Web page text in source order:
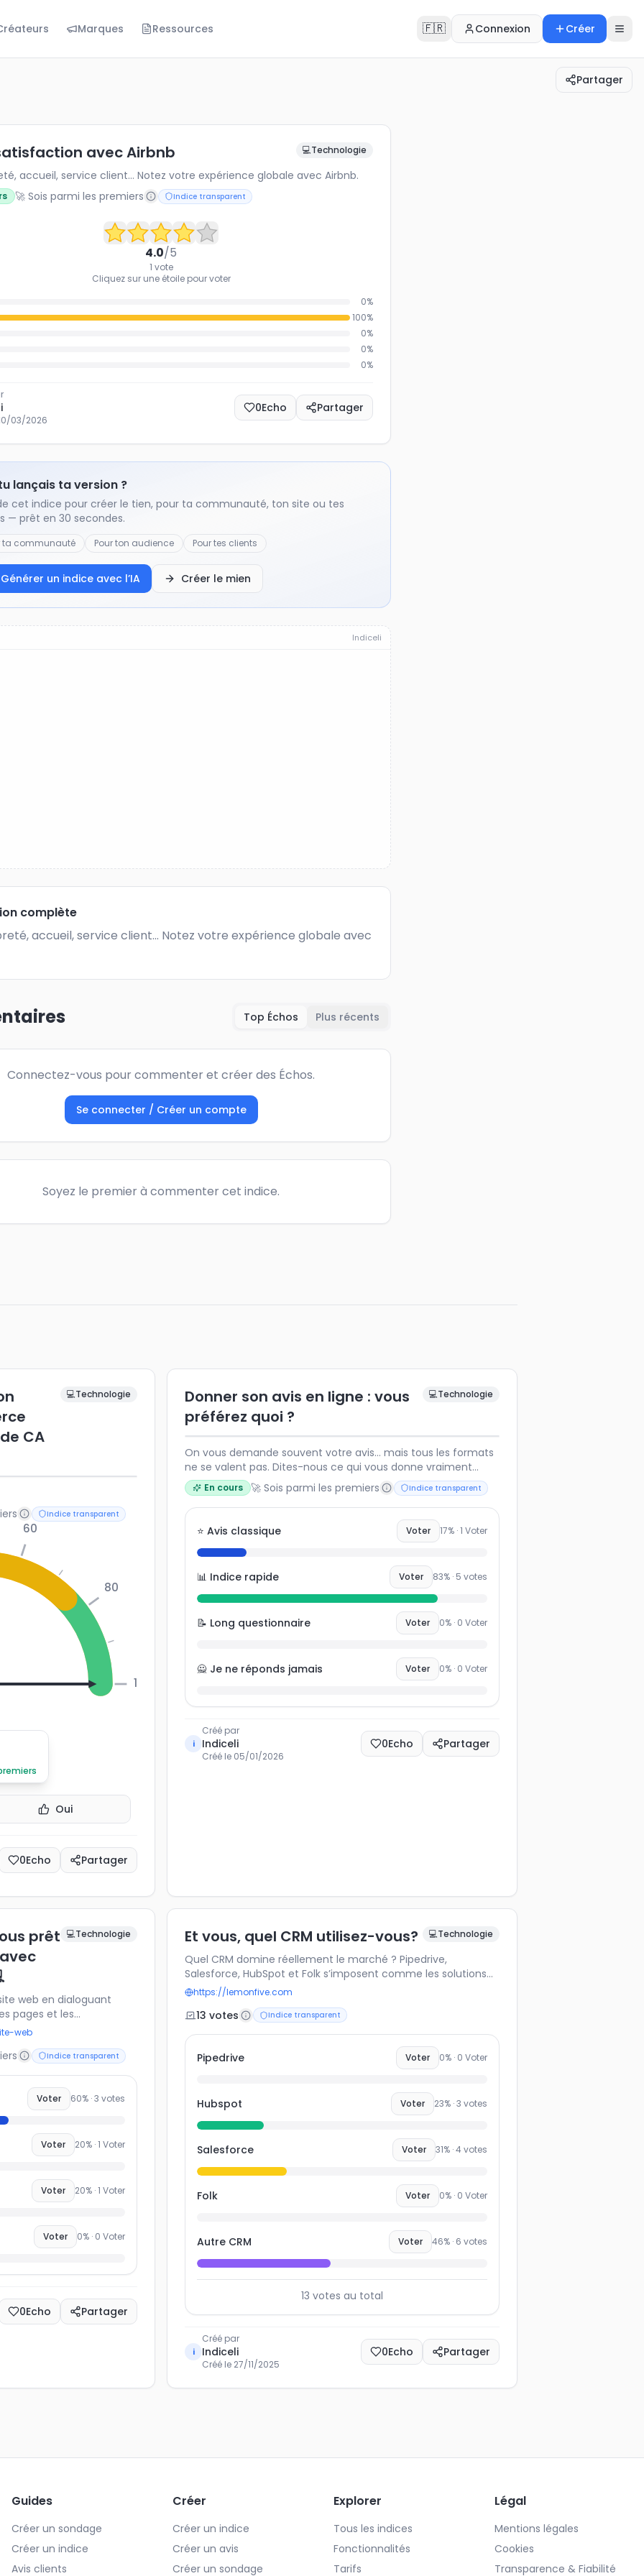
Marques Ressources 🇫🇷 Connexion Créer
Partager
avec Airbnb
accueil, service client... Notez votre expérience globale avec Airbnb.
avec Airbnb 💻Technologie
accueil, service client... Notez votre expérience globale avec Airbnb.
🚀 Sois parmi les premiers Indice transparent
4.0/5
1 vote
Cliquez sur une étoile pour voter
0%
100%
0%
0%
0%
03/2026
0Echo Partager
lançais ta version ?
cet indice pour créer le tien, pour ta communauté, ton site ou tes
— prêt en 30 secondes.
ta communauté Pour ton audience Pour tes clients
Générer un indice avec l’IA Créer le mien
Indiceli
complète
accueil, service client... Notez votre expérience globale avec
Top Échos Plus récents
Connectez-vous pour commenter et créer des Échos.
Se connecter / Créer un compte
Soyez le premier à commenter cet indice.
CA
💻Technologie
Indice transparent
60
80
100
Oui
0Echo Partager
Donner son avis en ligne : vous
préférez quoi ?
💻Technologie
On vous demande souvent votre avis… mais tous les formats
ne se valent pas. Dites-nous ce qui vous donne vraiment
envie de participer.
En cours 🚀 Sois parmi les premiers Indice transparent
⭐ Avis classique Voter 17% ·1 Voter
📊 Indice rapide Voter 83% · 5 votes
📝 Long questionnaire Voter 0% · 0 Voter
🙅 Je ne réponds jamais Voter 0% · 0 Voter
i
Créé par
Indiceli
Créé le 05/01/2026
0Echo Partager
prêt 💻Technologie
web en dialoguant
pages et les
promet plus
💻. Mais elle
concevoir un projet
nouvelle manière de
web
Indice transparent
Voter 60% ·3 votes
Voter 20% ·1 Voter
Voter 20% ·1 Voter
Voter 0% · 0 Voter
0Echo Partager
Et vous, quel CRM utilisez-vous? 💻Technologie
Quel CRM domine réellement le marché ? Pipedrive,
Salesforce, HubSpot et Folk s’imposent comme les solutions
les plus utilisées par les équipes commerciales, chacune avec
reporting, intégration marketing ou simplicité d’usage. Votez
pour l’outil que vous utilisez : ce benchmark collaboratif
permettra de comparer les CRM les plus populaires et
d’identifier les tendances du marché B2B.
https://lemonfive.com
13 votes Indice transparent
Pipedrive Voter 0% · 0 Voter
Hubspot Voter 23% ·3 votes
Salesforce Voter 31% ·4votes
Folk Voter 0% · 0 Voter
Autre CRM Voter 46% · 6 votes
13 votes au total
i
Créé par
Indiceli
Créé le 27/11/2025
0Echo Partager
Guides
Créer un sondage
Créer un indice
Avis clients
Créer
Créer un indice
Créer un avis
Créer un sondage
Explorer
Tous les indices
Fonctionnalités
Tarifs
Légal
Mentions légales
Cookies
Transparence & Fiabilité